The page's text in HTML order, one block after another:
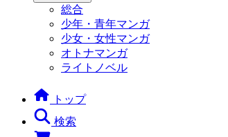
総合
少年・青年マンガ
少女・女性マンガ
オトナマンガ
ライトノベル
トップ
検索